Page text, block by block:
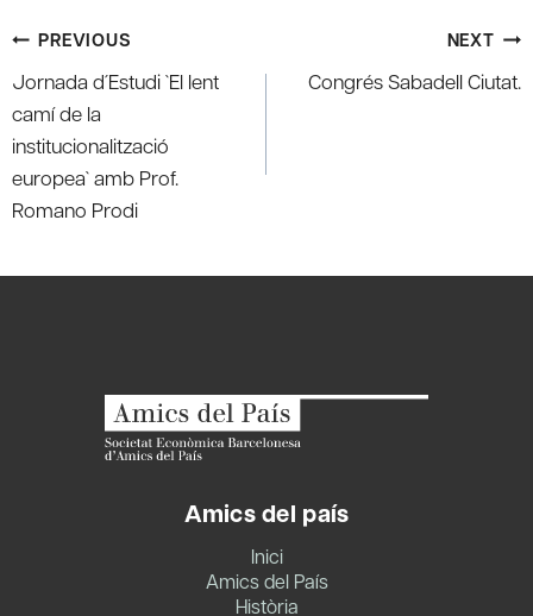
Post
navigation
PREVIOUS
Jornada d´Estudi `El lent
camí de la
institucionalització
europea` amb Prof.
Romano Prodi
NEXT
Congrés Sabadell Ciutat.
Amics del país
Inici
Amics del País
Història